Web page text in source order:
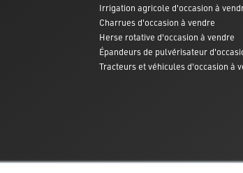
Irrigation agricole d'occasion à
Charrues d'occasion à vendre
Herse rotative d'occasion à vendre
Épandeurs de pulvérisateur
Tracteurs et véhicules d'occasion à